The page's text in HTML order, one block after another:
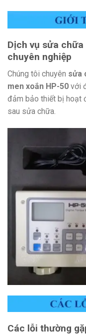
Dịch vụ sửa
chuyên nghiệp
Chúng tôi chuyên sửa
men xoắn HP-50 với
đảm bảo thiết bị hoạt
sau sửa chữa.
Các lỗi thường